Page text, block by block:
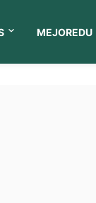
MEJOREDU